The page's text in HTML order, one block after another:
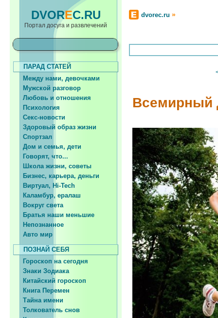
DVOREC.RU
Портал досуга и развлечений
dvorec.ru »
ПАРАД СТАТЕЙ
Между нами, девочками
Мужской разговор
Любовь и отношения
Психология
Секс-новости
Здоровый образ жизни
Спортзал
Дом и семья, дети
Говорят, что...
Школа жизни, советы
Бизнес, карьера, деньги
Виртуал, Hi-Tech
Каламбур, ералаш
Вокруг света
Братья наши меньшие
Непознанное
Авто мир
ПОЗНАЙ СЕБЯ
Гороскоп на сегодня
Знаки Зодиака
Китайский гороскоп
Книга Перемен
Тайна имени
Толкователь снов
Всемирный